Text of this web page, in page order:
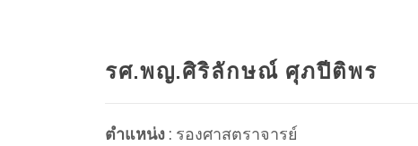
รศ.พญ.ศิริลักษณ์ ศุภปีติพร
ตำแหน่ง : รองศาสตราจารย์